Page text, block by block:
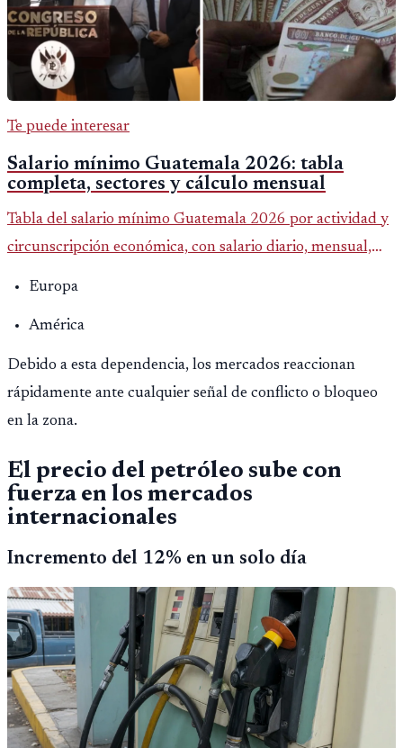
Te puede interesar
Salario mínimo Guatemala 2026: tabla
completa, sectores y cálculo mensual
Tabla del salario mínimo Guatemala 2026 por actividad y
circunscripción económica, con salario diario, mensual,
Europa
América
Debido a esta dependencia, los mercados reaccionan
rápidamente ante cualquier señal de conflicto o bloqueo
en la zona.
El precio del petróleo sube con
fuerza en los mercados
internacionales
Incremento del 12% en un solo día